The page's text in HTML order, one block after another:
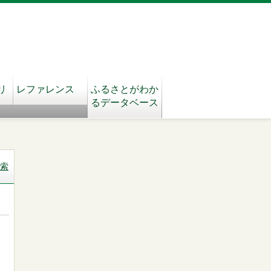
レファレンス
ふるさとがわか
るデータベース